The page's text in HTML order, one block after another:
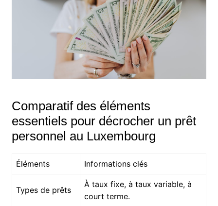
Comparatif des éléments
essentiels pour décrocher un prêt
personnel au Luxembourg
Éléments Informations clés
Types de prêts
À taux fixe, à taux variable, à
court terme.